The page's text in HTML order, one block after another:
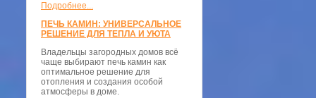
Подробнее...
ПЕЧЬ КАМИН: УНИВЕРСАЛЬНОЕ
РЕШЕНИЕ ДЛЯ ТЕПЛА И УЮТА
Владельцы загородных домов всё
чаще выбирают печь камин как
оптимальное решение для
отопления и создания особой
атмосферы в доме.